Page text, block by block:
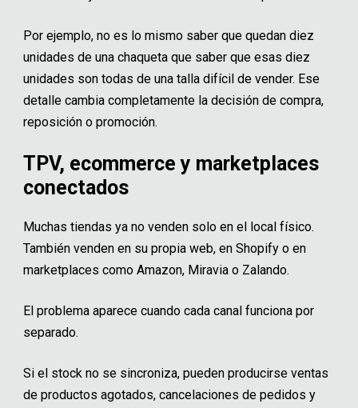
Por ejemplo, no es lo mismo saber que quedan diez
unidades de una chaqueta que saber que esas diez
unidades son todas de una talla difícil de vender. Ese
detalle cambia completamente la decisión de compra,
reposición o promoción.
TPV, ecommerce y marketplaces
conectados
Muchas tiendas ya no venden solo en el local físico.
También venden en su propia web, en Shopify o en
marketplaces como Amazon, Miravia o Zalando.
El problema aparece cuando cada canal funciona por
separado.
Si el stock no se sincroniza, pueden producirse ventas
de productos agotados, cancelaciones de pedidos y